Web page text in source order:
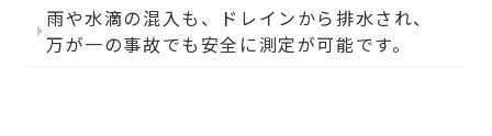
雨や水滴の混入も、ドレインから排水され、
万が一の事故でも安全に測定が可能です。